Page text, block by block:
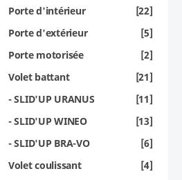
Porte d'intérieur
[22]
Porte d'extérieur
[5]
Porte motorisée
[2]
Volet battant
[21]
- SLID'UP URANUS
[11]
- SLID'UP WINEO
[13]
- SLID'UP BRA-VO
[6]
Volet coulissant
[4]